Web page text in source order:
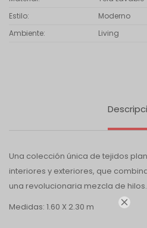

Estilo
Moderno
Ambiente
Living
Una colección única de tejidos
interiores y exteriores, que
una revolucionaria mezcla de hilos.
Medidas: 1.60 X 2.30 m